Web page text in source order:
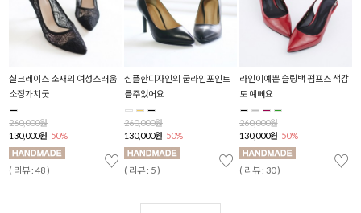
♡
실크레이스 소재의 여성스러움
소장가치굿
260,000원
130,000원 50%
( 리뷰 : 48 ) ♡
심플한디자인의 굽라인포인트
를주었어요
260,000원
130,000원 50%
( 리뷰 : 5 ) ♡
라인이예쁜 슬링백 펌프스 색감
도 예뻐요
260,000원
130,000원 50%
( 리뷰 : 30 )